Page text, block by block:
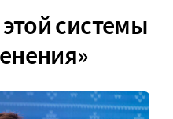
системы